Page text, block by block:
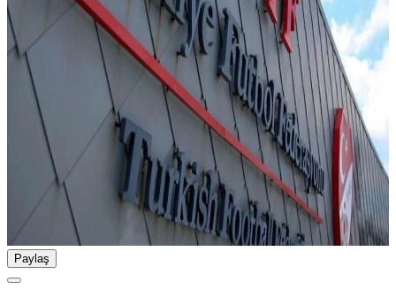
Paylaş